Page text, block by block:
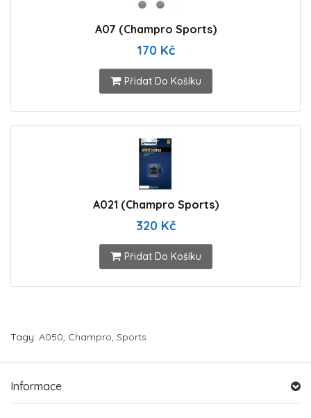
A07 (Champro Sports)
170 Kč
Přidat Do Košíku
A021 (Champro Sports)
320 Kč
Přidat Do Košíku
Tagy: A050, Champro, Sports
Informace